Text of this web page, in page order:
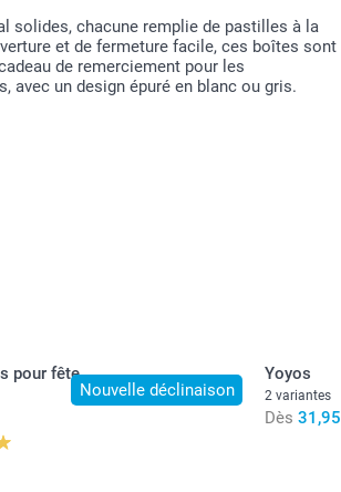
solides, chacune remplie de pastilles à la
et de fermeture facile, ces boîtes sont
de remerciement pour les
avec un design épuré en blanc ou gris.
Nouvelle déclinaison
pour fête Yoyos
2 variantes
Dès 31,95